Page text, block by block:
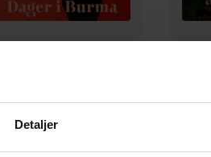
Detaljer
George Orwell
LYDBOK